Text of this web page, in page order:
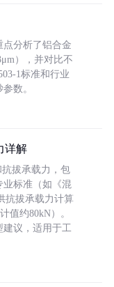
分析了铝合金
），并对比不
1标准和行业
数。
详解
拔承载力，包
业标准（如《混
抗拔承载力计算
值约80kN）。
建议，适用于工